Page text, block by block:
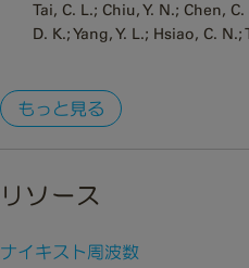
Tai, C. L.; Chiu, Y. N.; Chen,
D. K.; Yang, Y. L.; Hsiao, C. N.;
もっと見る
リソース
ナイキスト周波数